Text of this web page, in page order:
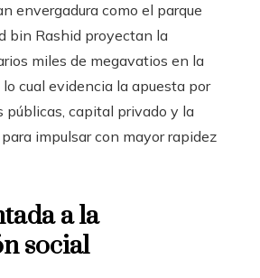
envergadura como el parque
bin Rashid proyectan la
miles de megavatios en la
cual evidencia la apuesta por
públicas, capital privado y la
impulsar con mayor rapidez
a la
social